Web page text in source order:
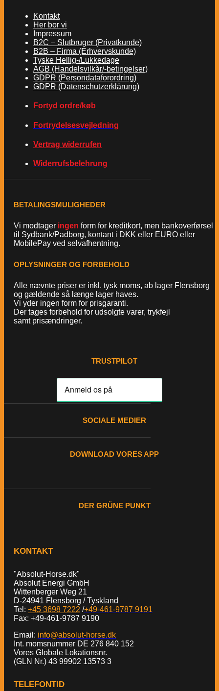
Kontakt
Her bor vi
Impressum
B2C – Slutbruger (Privatkunde)
B2B – Firma (Erhvervskunde)
Tyske Hellig-/Lukkedage
AGB (Handelsvilkår/-betingelser)
GDPR (Persondataforordring)
GDPR (Datenschutzerklärung)
Fortyd ordre/køb
Fortrydelsesvejledning
Vertrag widerrufen
Widerrufsbelehrung
BETALINGSMULIGHEDER
Vi modtager ingen form for kreditkort, men bankoverførsel
til Sydbank/Padborg, kontant i DKK eller EURO eller
MobilePay ved selvafhentning.
OPLYSNINGER OG FORBEHOLD
Alle nævnte priser er inkl. tysk moms, ab lager Flensborg
og gældende så længe lager haves.
Vi yder ingen form for prisgaranti.
Der tages forbehold for udsolgte varer, trykfejl
samt prisændringer.
TRUSTPILOT
SOCIALE MEDIER
DOWNLOAD VORES APP
DER GRÜNE PUNKT
KONTAKT
"Absolut-Horse.dk"
Absolut Energi GmbH
Wittenberger Weg 21
D-24941 Flensborg / Tyskland
Tel: +45 3698 7222 /+49-461-9787 9191
Fax: +49-461-9787 9190
Email: info@absolut-horse.dk
Int. momsnummer DE 276 840 152
Vores Globale Lokationsnr.
(GLN Nr.) 43 99902 13573 3
TELEFONTID